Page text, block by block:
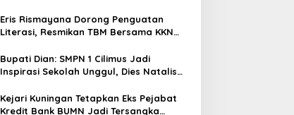
Eris Rismayana Dorong Penguatan
Literasi, Resmikan TBM Bersama KKN
Bupati Dian: SMPN 1 Cilimus Jadi
Inspirasi Sekolah Unggul, Dies Natalis
Kejari Kuningan Tetapkan Eks Pejabat
Kredit Bank BUMN Jadi Tersangka